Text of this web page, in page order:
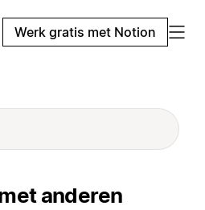
Werk gratis met Notion
anderen